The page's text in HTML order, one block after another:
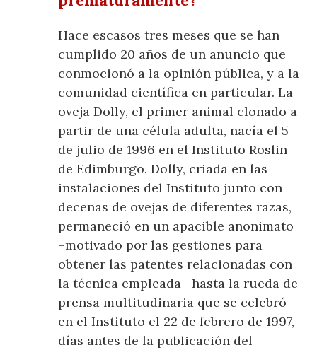
Hace escasos tres meses que se han
cumplido 20 años de un anuncio que
conmocionó a la opinión pública, y a la
comunidad científica en particular. La
oveja Dolly, el primer animal clonado a
partir de una célula adulta, nacía el 5
de julio de 1996 en el Instituto Roslin
de Edimburgo. Dolly, criada en las
instalaciones del Instituto junto con
decenas de ovejas de diferentes razas,
permaneció en un apacible anonimato
–motivado por las gestiones para
obtener las patentes relacionadas con
la técnica empleada– hasta la rueda de
prensa multitudinaria que se celebró
en el Instituto el 22 de febrero de 1997,
días antes de la publicación del